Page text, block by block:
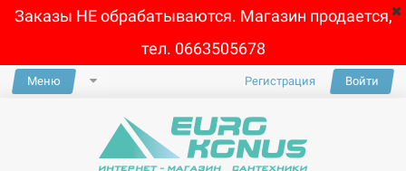
Заказы НЕ обрабатываются. Магазин продается,
тел. 0663505678
Меню Регистрация Войти